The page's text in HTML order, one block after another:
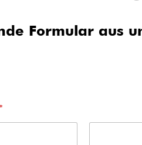
Formular aus
*